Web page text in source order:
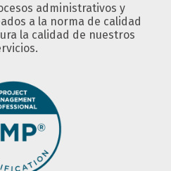
administrativos y
a la norma de calidad
la calidad de nuestros